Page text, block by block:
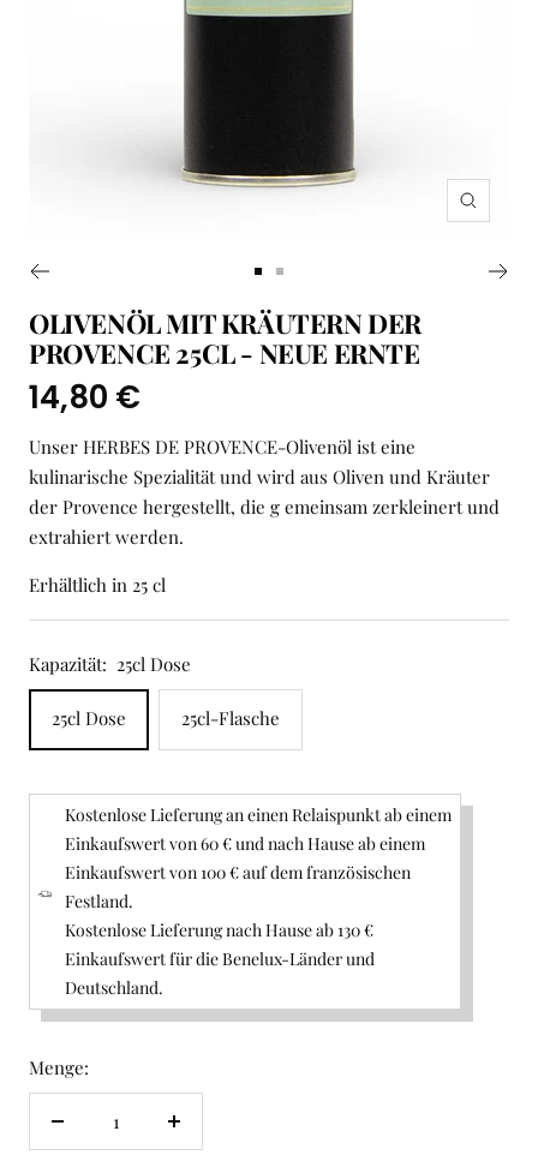
Zoom
Slide
1
Slide
2
OLIVENÖL MIT KRÄUTERN DER
PROVENCE 25CL - NEUE ERNTE
Angebotspreis
14,80 €
Unser HERBES DE PROVENCE-Olivenöl ist eine
kulinarische Spezialität und wird aus Oliven und Kräuter
der Provence hergestellt, die g emeinsam zerkleinert und
extrahiert werden.
Erhältlich in 25 cl
Kapazität: 25cl Dose
25cl Dose 25cl-Flasche
Kostenlose Lieferung an einen Relaispunkt ab einem
Einkaufswert von 60 € und nach Hause ab einem
Einkaufswert von 100 € auf dem französischen
Festland.
Kostenlose Lieferung nach Hause ab 130 €
Einkaufswert für die Benelux-Länder und
Deutschland.
Menge:
Menge